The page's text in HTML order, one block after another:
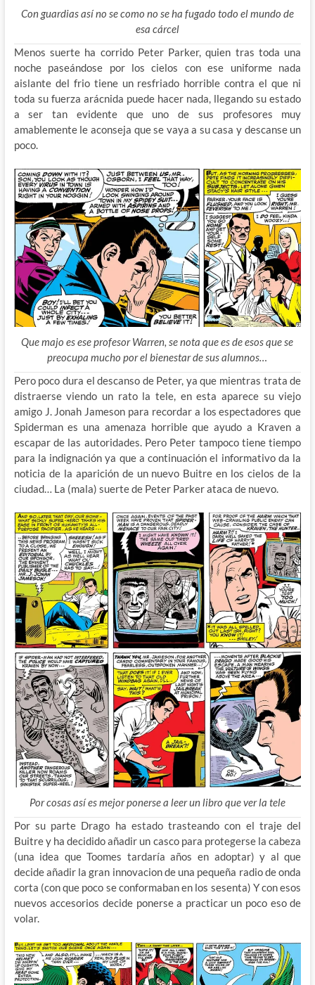
Con guardias así no se como no se ha fugado todo el mundo de
esa cárcel
Menos suerte ha corrido Peter Parker, quien tras toda una
noche paseándose por los cielos con ese uniforme nada
aislante del frio tiene un resfriado horrible contra el que ni
toda su fuerza arácnida puede hacer nada, llegando su estado
a ser tan evidente que uno de sus profesores muy
amablemente le aconseja que se vaya a su casa y descanse un
poco.
Que majo es ese profesor Warren, se nota que es de esos que se
preocupa mucho por el bienestar de sus alumnos…
Pero poco dura el descanso de Peter, ya que mientras trata de
distraerse viendo un rato la tele, en esta aparece su viejo
amigo J. Jonah Jameson para recordar a los espectadores que
Spiderman es una amenaza horrible que ayudo a Kraven a
escapar de las autoridades. Pero Peter tampoco tiene tiempo
para la indignación ya que a continuación el informativo da la
noticia de la aparición de un nuevo Buitre en los cielos de la
ciudad… La (mala) suerte de Peter Parker ataca de nuevo.
Por cosas así es mejor ponerse a leer un libro que ver la tele
Por su parte Drago ha estado trasteando con el traje del
Buitre y ha decidido añadir un casco para protegerse la cabeza
(una idea que Toomes tardaría años en adoptar) y al que
decide añadir la gran innovacion de una pequeña radio de onda
corta (con que poco se conformaban en los sesenta) Y con esos
nuevos accesorios decide ponerse a practicar un poco eso de
volar.